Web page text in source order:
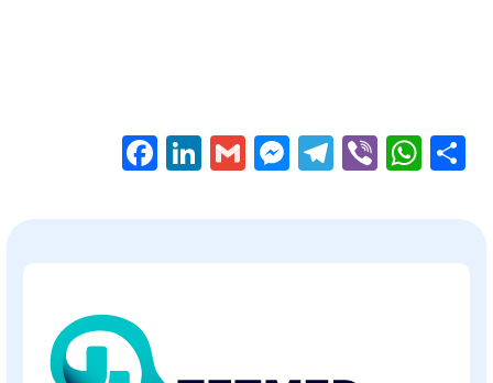
Facebook
LinkedIn
GmailMessenger
Telegram
Viber